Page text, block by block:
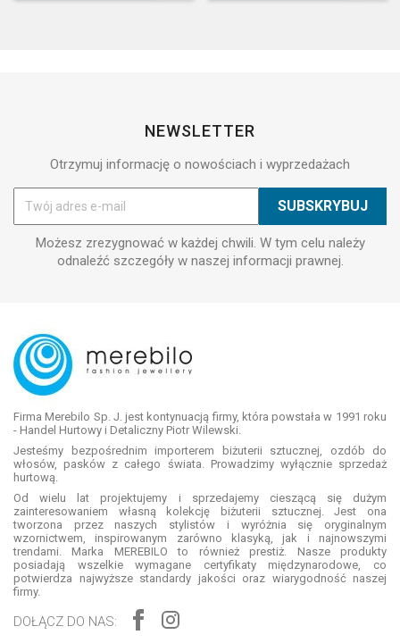
NEWSLETTER
Otrzymuj informację o nowościach i wyprzedażach
Możesz zrezygnować w każdej chwili. W tym celu należy
odnaleźć szczegóły w naszej informacji prawnej.
Firma Merebilo Sp. J. jest kontynuacją firmy, która powstała w 1991 roku
- Handel Hurtowy i Detaliczny Piotr Wilewski.
Jesteśmy bezpośrednim importerem biżuterii sztucznej, ozdób do
włosów, pasków z całego świata. Prowadzimy wyłącznie sprzedaż
hurtową.
Od wielu lat projektujemy i sprzedajemy cieszącą się dużym
zainteresowaniem własną kolekcję biżuterii sztucznej. Jest ona
tworzona przez naszych stylistów i wyróżnia się oryginalnym
wzornictwem, inspirowanym zarówno klasyką, jak i najnowszymi
trendami. Marka MEREBILO to również prestiż. Nasze produkty
posiadają wszelkie wymagane certyfikaty międzynarodowe, co
potwierdza najwyższe standardy jakości oraz wiarygodność naszej
firmy.
DOŁĄCZ DO NAS: